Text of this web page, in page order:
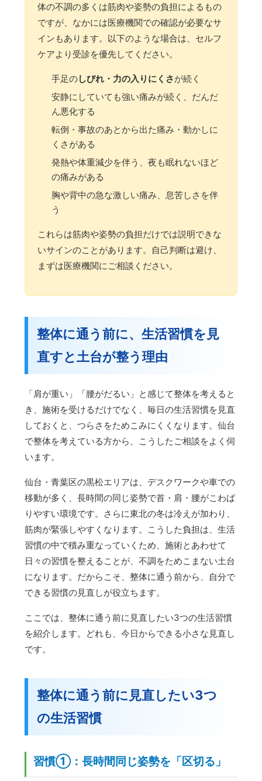
体の不調の多くは筋肉や姿勢の負担によるもの
ですが、なかには医療機関での確認が必要なサ
インもあります。以下のような場合は、セルフ
ケアより受診を優先してください。
手足のしびれ・力の入りにくさが続く
安静にしていても強い痛みが続く、だんだ
ん悪化する
転倒・事故のあとから出た痛み・動かしに
くさがある
発熱や体重減少を伴う、夜も眠れないほど
の痛みがある
胸や背中の急な激しい痛み、息苦しさを伴
う
これらは筋肉や姿勢の負担だけでは説明できな
いサインのことがあります。自己判断は避け、
まずは医療機関にご相談ください。
整体に通う前に、生活習慣を見
直すと土台が整う理由
「肩が重い」「腰がだるい」と感じて整体を考えると
き、施術を受けるだけでなく、毎日の生活習慣を見直
しておくと、つらさをためこみにくくなります。仙台
で整体を考えている方から、こうしたご相談をよく伺
います。
仙台・青葉区の黒松エリアは、デスクワークや車での
移動が多く、長時間の同じ姿勢で首・肩・腰がこわば
りやすい環境です。さらに東北の冬は冷えが加わり、
筋肉が緊張しやすくなります。こうした負担は、生活
習慣の中で積み重なっていくため、施術とあわせて
日々の習慣を整えることが、不調をためこまない土台
になります。だからこそ、整体に通う前から、自分で
できる習慣の見直しが役立ちます。
ここでは、整体に通う前に見直したい3つの生活習慣
を紹介します。どれも、今日からできる小さな見直し
です。
整体に通う前に見直したい3つ
の生活習慣
習慣①：長時間同じ姿勢を「区切る」